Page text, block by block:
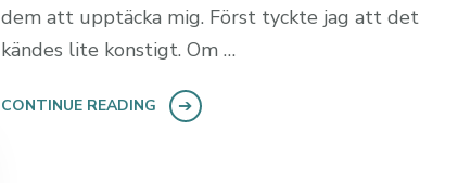
dem att upptäcka mig. Först tyckte jag att det
kändes lite konstigt. Om …
CONTINUE READING